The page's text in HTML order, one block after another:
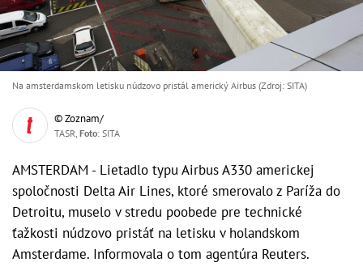
Na amsterdamskom letisku núdzovo pristál americký Airbus (Zdroj: SITA)
© Zoznam/
TASR, Foto: SITA
AMSTERDAM - Lietadlo typu Airbus A330 americkej
spoločnosti Delta Air Lines, ktoré smerovalo z Paríža do
Detroitu, muselo v stredu poobede pre technické
ťažkosti núdzovo pristáť na letisku v holandskom
Amsterdame. Informovala o tom agentúra Reuters.